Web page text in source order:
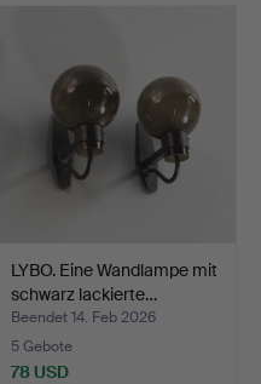
LYBO. Eine Wandlampe mit
schwarz lackierte…
Beendet 14. Feb 2026
5 Gebote
78 USD